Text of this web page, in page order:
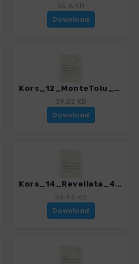
35.6 KB
Download
Kors_12_MonteTolu_4280_18.gpx
39.22 KB
Download
Kors_14_Revellata_4280_18.gpx
36.45 KB
Download